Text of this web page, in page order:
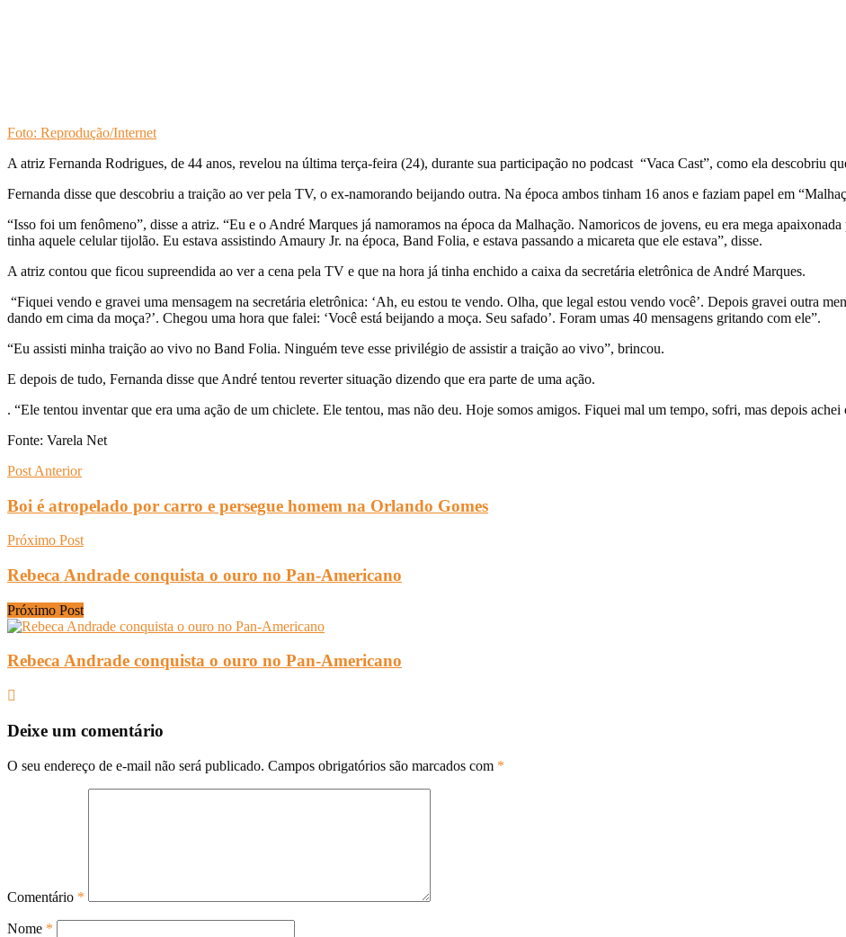
Foto: Reprodução/Internet
A atriz Fernanda Rodrigues, de 44 anos, revelou na última terça-feira (24), durante sua participação no podcast “Vaca Cast”, como ela descobriu
Fernanda disse que descobriu a traição ao ver pela TV, o ex-namorando beijando outra. Na época ambos tinham 16 anos e faziam papel em
“Isso foi um fenômeno”, disse a atriz. “Eu e o André Marques já namoramos na época da Malhação. Namoricos de jovens, eu era mega
tinha aquele celular tijolão. Eu estava assistindo Amaury Jr. na época, Band Folia, e estava passando a micareta que ele estava”, disse.
A atriz contou que ficou supreendida ao ver a cena pela TV e que na hora já tinha enchido a caixa da secretária eletrônica de André Marques.
“Fiquei vendo e gravei uma mensagem na secretária eletrônica: ‘Ah, eu estou te vendo. Olha, que legal estou vendo você’. Depois gravei outra
dando em cima da moça?’. Chegou uma hora que falei: ‘Você está beijando a moça. Seu safado’. Foram umas 40 mensagens gritando com ele”.
“Eu assisti minha traição ao vivo no Band Folia. Ninguém teve esse privilégio de assistir a traição ao vivo”, brincou.
E depois de tudo, Fernanda disse que André tentou reverter situação dizendo que era parte de uma ação.
. “Ele tentou inventar que era uma ação de um chiclete. Ele tentou, mas não deu. Hoje somos amigos. Fiquei mal um tempo, sofri, mas depois
Fonte: Varela Net
Post Anterior
Boi é atropelado por carro e persegue homem na Orlando Gomes
Próximo Post
Rebeca Andrade conquista o ouro no Pan-Americano
Próximo Post
Rebeca Andrade conquista o ouro no Pan-Americano
Deixe um comentário
O seu endereço de e-mail não será publicado. Campos obrigatórios são marcados com *
Comentário *
Nome *